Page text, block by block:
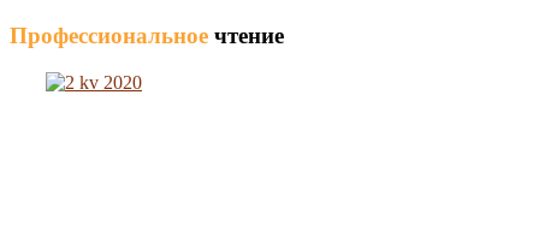
Профессиональное чтение